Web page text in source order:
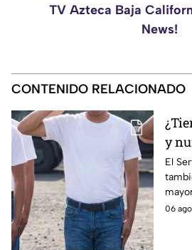
TV Azteca Baja
News!
CONTENIDO RELACIONADO
y
El
06